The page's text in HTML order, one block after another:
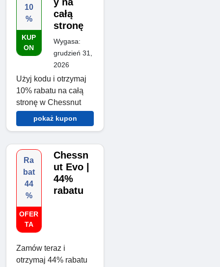
10
%
KUP
ON
całą
stronę
Wygasa:
grudzień 31,
2026
Użyj kodu i otrzymaj
10% rabatu na całą
stronę w Chessnut
pokaż kupon
Ra
bat
44
%
OFER
TA
Chessn
ut Evo |
44%
rabatu
Zamów teraz i
otrzymaj 44% rabatu